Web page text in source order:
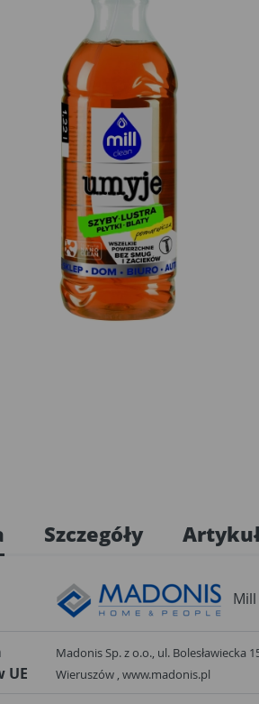
Szczegóły
Mill
UE
Madonis Sp. z o.o., ul. Bolesławiecka 15 A , 98-
Wieruszów , www.madonis.pl